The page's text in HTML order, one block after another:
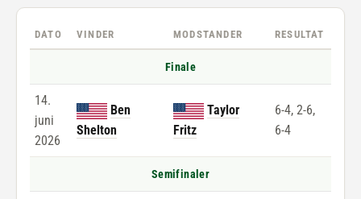
DATO VINDER MODSTANDER RESULTAT
Finale
14.
juni
2026
Ben
Shelton
Taylor
Fritz
6-4, 2-6,
6-4
Semifinaler